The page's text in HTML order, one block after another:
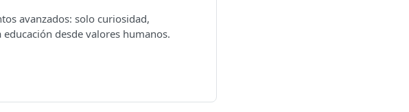
avanzados: solo curiosidad,
desde valores humanos.